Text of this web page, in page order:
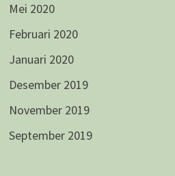
Mei 2020
Februari 2020
Januari 2020
Desember 2019
November 2019
September 2019